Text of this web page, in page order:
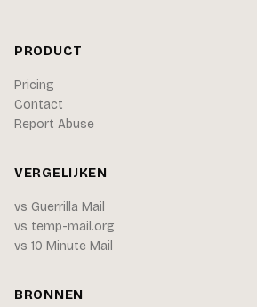
PRODUCT
Pricing
Contact
Report Abuse
VERGELIJKEN
vs Guerrilla Mail
vs temp-mail.org
vs 10 Minute Mail
BRONNEN